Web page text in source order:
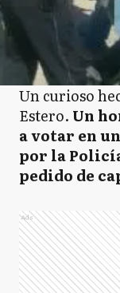
Un curioso
Estero. Un
a votar en
por la
pedido de
Ads